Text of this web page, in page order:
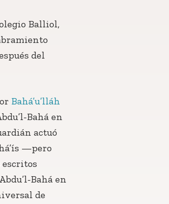
Balliol,
del
Bahá’u’lláh
Bahá en
actuó
—pero
Bahá en
de